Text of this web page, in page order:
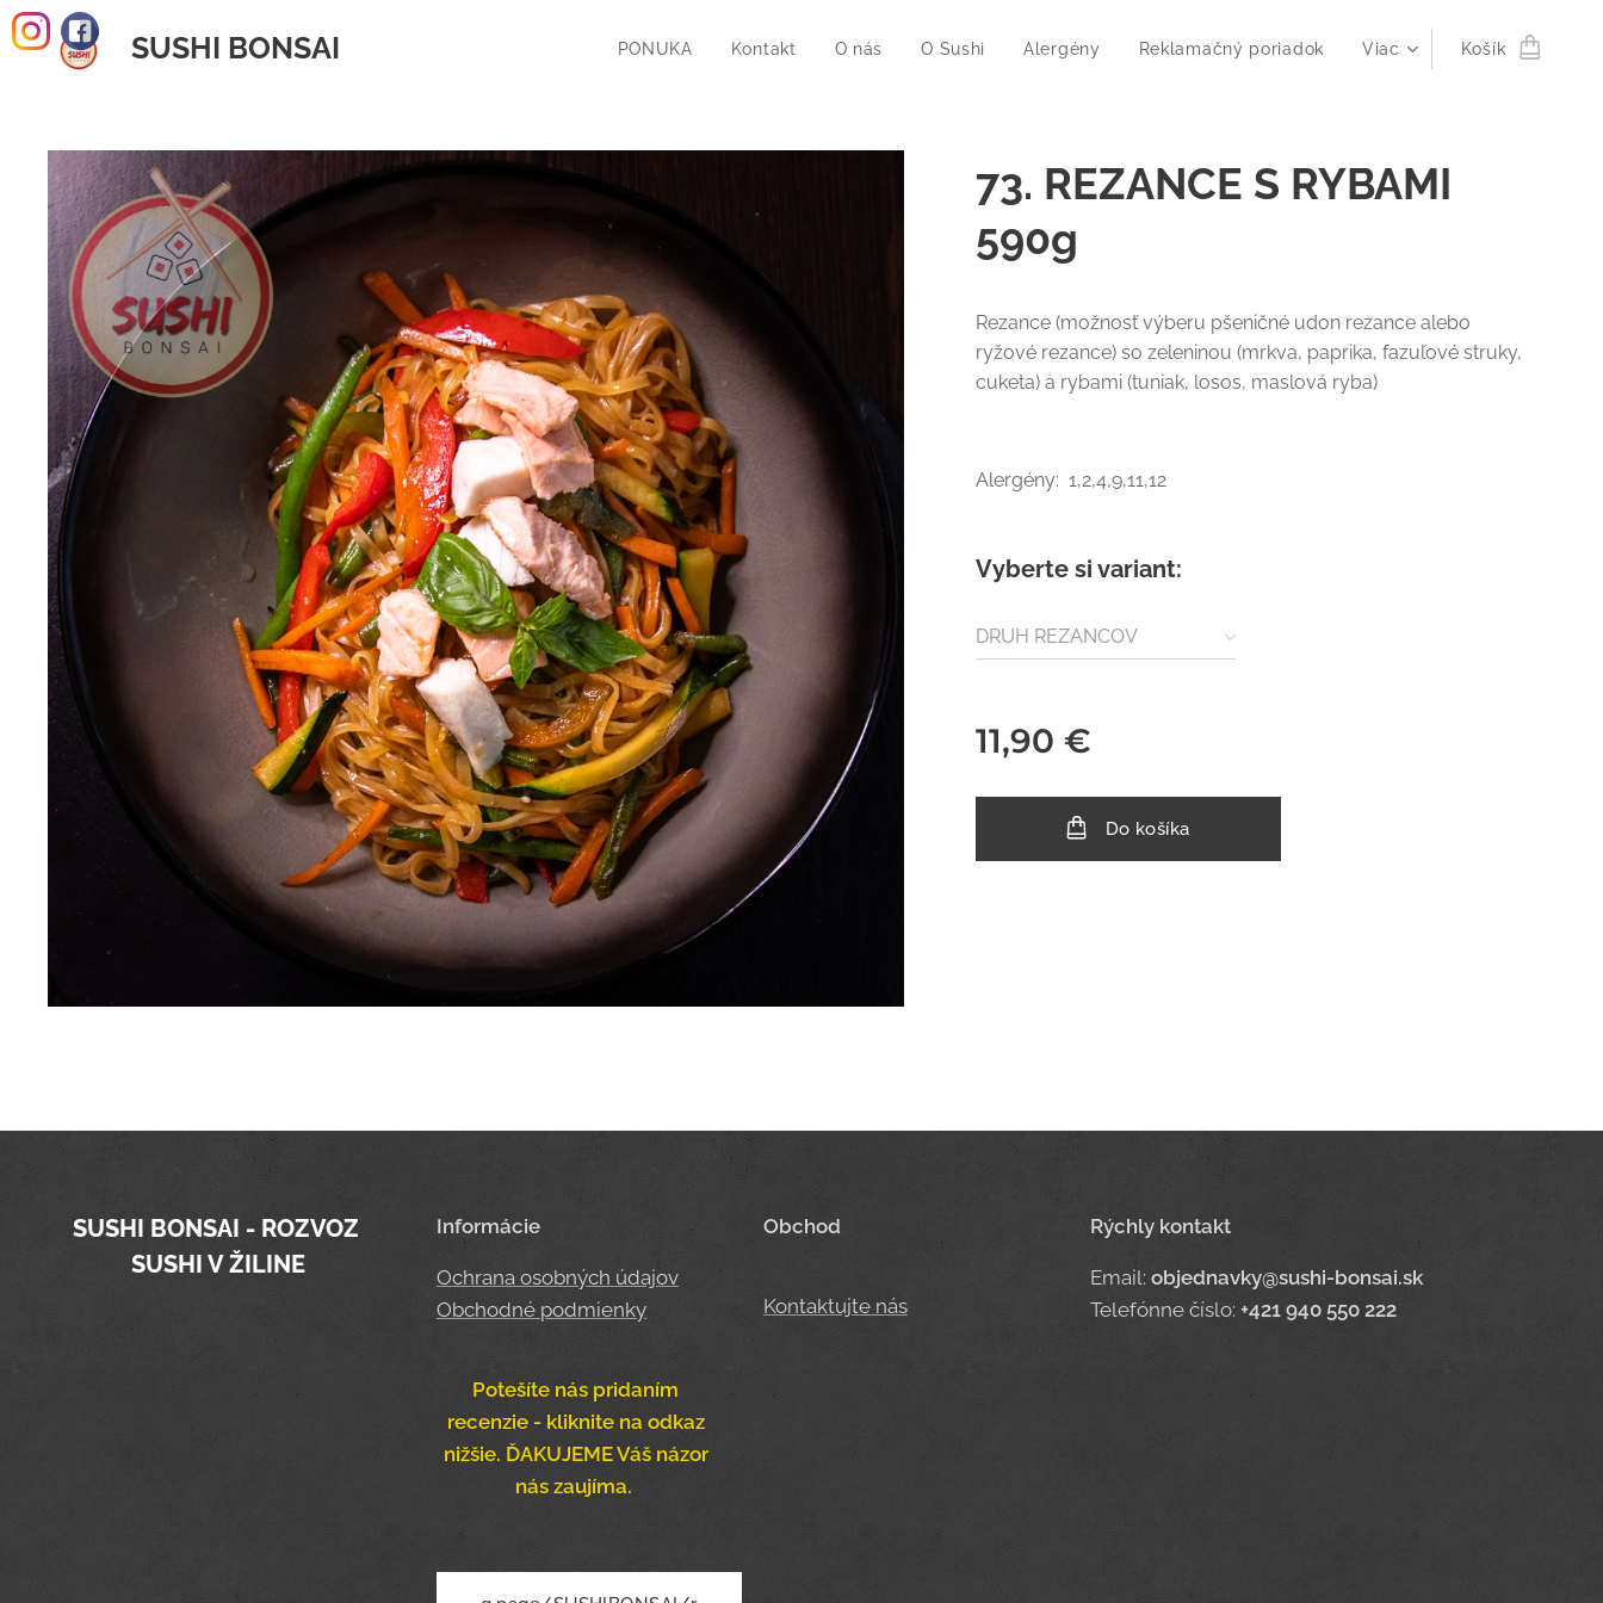
SUSHI BONSAI PONUKA Kontakt O nás O Sushi Alergény Reklamačný poriadok Viac Košík
73. REZANCE S RYBAMI
590g
Rezance (možnosť výberu pšeničné udon rezance alebo
ryžové rezance) so zeleninou (mrkva, paprika, fazuľové struky,
cuketa) a rybami (tuniak, losos, maslová ryba)
Alergény: 1,2,4,9,11,12
Vyberte si variant:
DRUH REZANCOV
11,90 €
Do košíka
SUSHI BONSAI - ROZVOZ
SUSHI V ŽILINE
Informácie
Ochrana osobných údajov
Obchodné podmienky
Potešíte nás pridaním
recenzie - kliknite na odkaz
nižšie. ĎAKUJEME Váš názor
nás zaujíma.
Obchod
Kontaktujte nás
Rýchly kontakt
Email: objednavky@sushi-bonsai.sk
Telefónne číslo: +421 940 550 222